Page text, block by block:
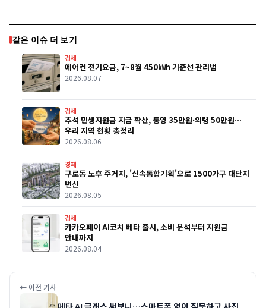
같은 이슈 더 보기
경제
에어컨 전기요금, 7~8월 450㎾h 기준선 관리법
2026.08.07
경제
추석 민생지원금 지급 확산, 통영 35만원·의령 50만원…
우리 지역 현황 총정리
2026.08.06
경제
구로동 노후 주거지, '신속통합기획'으로 1500가구 대단지
변신
2026.08.05
경제
카카오페이 AI코치 베타 출시, 소비 분석부터 지원금
안내까지
2026.08.04
← 이전 기사